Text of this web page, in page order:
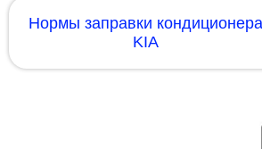
Нормы заправки кондиционера
KIA